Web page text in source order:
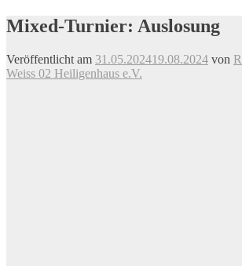
Mixed-Turnier: Auslosung
Veröffentlicht am 31.05.202419.08.2024 von
Weiss 02 Heiligenhaus e.V.